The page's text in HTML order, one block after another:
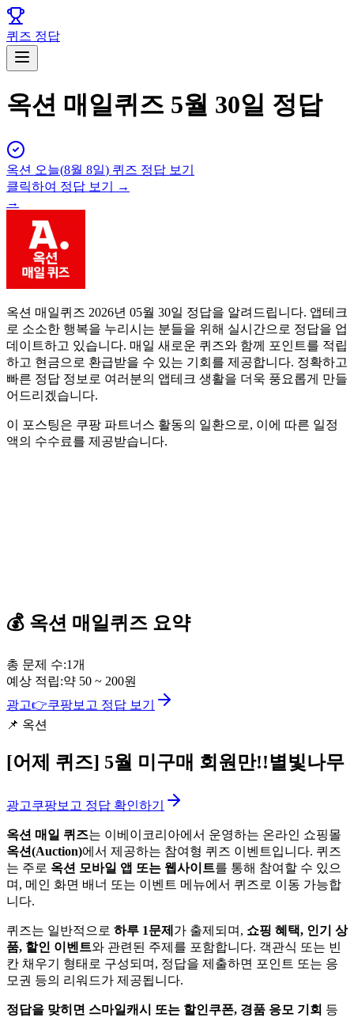
퀴즈 정답
옥션 매일퀴즈 5월 30일 정답
옥션 오늘(8월 8일) 퀴즈 정답 보기
클릭하여 정답 보기 →
→
옥션 매일퀴즈 2026년 05월 30일 정답을 알려드립니다. 앱테크
로 소소한 행복을 누리시는 분들을 위해 실시간으로 정답을 업
데이트하고 있습니다. 매일 새로운 퀴즈와 함께 포인트를 적립
하고 현금으로 환급받을 수 있는 기회를 제공합니다. 정확하고
빠른 정답 정보로 여러분의 앱테크 생활을 더욱 풍요롭게 만들
어드리겠습니다.
이 포스팅은 쿠팡 파트너스 활동의 일환으로, 이에 따른 일정
액의 수수료를 제공받습니다.
💰 옥션 매일퀴즈 요약
총 문제 수:1개
예상 적립:약 50 ~ 200원
광고👉쿠팡보고 정답 보기
📌 옥션
[어제 퀴즈] 5월 미구매 회원만!!별빛나무
광고쿠팡보고 정답 확인하기
옥션 매일 퀴즈는 이베이코리아에서 운영하는 온라인 쇼핑몰
옥션(Auction)에서 제공하는 참여형 퀴즈 이벤트입니다. 퀴즈
는 주로 옥션 모바일 앱 또는 웹사이트를 통해 참여할 수 있으
며, 메인 화면 배너 또는 이벤트 메뉴에서 퀴즈로 이동 가능합
니다.
퀴즈는 일반적으로 하루 1문제 가 출제되며, 쇼핑 혜택, 인기 상
품, 할인 이벤트와 관련된 주제를 포함합니다. 객관식 또는 빈
칸 채우기 형태로 구성되며, 정답을 제출하면 포인트 또는 응
모권 등의 리워드가 제공됩니다.
정답을 맞히면 스마일캐시 또는 할인쿠폰, 경품 응모 기회 등